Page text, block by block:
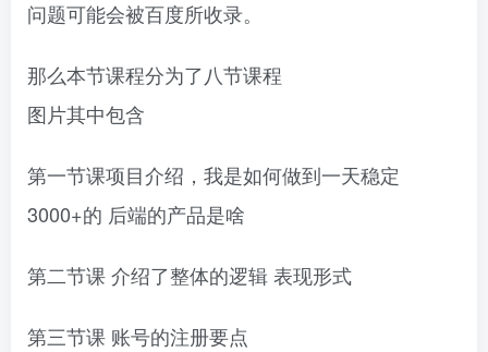
问题可能会被百度所收录。
那么本节课程分为了八节课程
图片其中包含
第一节课项目介绍，我是如何做到一天稳定
3000+的 后端的产品是啥
第二节课 介绍了整体的逻辑 表现形式
第三节课 账号的注册要点